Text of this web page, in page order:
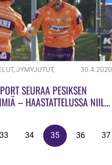
,JYMYJUTUT,
30.4.2020
SEURAA PESIKSEN
– HAASTATTELUSSA NIILO
33 34 35 36 37